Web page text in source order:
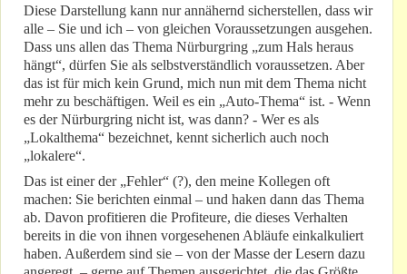
Diese Darstellung kann nur annähernd sicherstellen, dass wir
alle – Sie und ich – von gleichen Voraussetzungen ausgehen.
Dass uns allen das Thema Nürburgring „zum Hals heraus
hängt“, dürfen Sie als selbstverständlich voraussetzen. Aber
das ist für mich kein Grund, mich nun mit dem Thema nicht
mehr zu beschäftigen. Weil es ein „Auto-Thema“ ist. - Wenn
es der Nürburgring nicht ist, was dann? - Wer es als
„Lokalthema“ bezeichnet, kennt sicherlich auch noch
„lokalere“.
Das ist einer der „Fehler“ (?), den meine Kollegen oft
machen: Sie berichten einmal – und haken dann das Thema
ab. Davon profitieren die Profiteure, die dieses Verhalten
bereits in die von ihnen vorgesehenen Abläufe einkalkuliert
haben. Außerdem sind sie – von der Masse der Lesern dazu